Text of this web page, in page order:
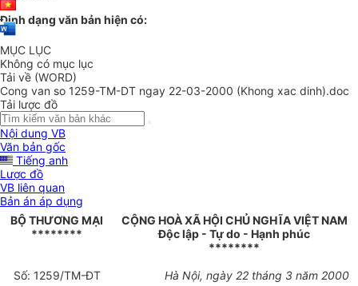
Định dạng văn bản hiện có:
MỤC LỤC
Không có mục lục
Tải về (WORD)
Cong van so 1259-TM-DT ngay 22-03-2000 (Khong xac dinh).doc
Tải lược đồ
Nội dung VB
Văn bản gốc
Tiếng anh
Lược đồ
VB liên quan
Bản án áp dụng
BỘ THƯƠNG MẠI
********
CỘNG HOÀ XÃ HỘI CHỦ NGHĨA VIỆT NAM
Độc lập - Tự do - Hạnh phúc
********
Số: 1259/TM-ĐT Hà Nội, ngày 22 tháng 3 năm 2000